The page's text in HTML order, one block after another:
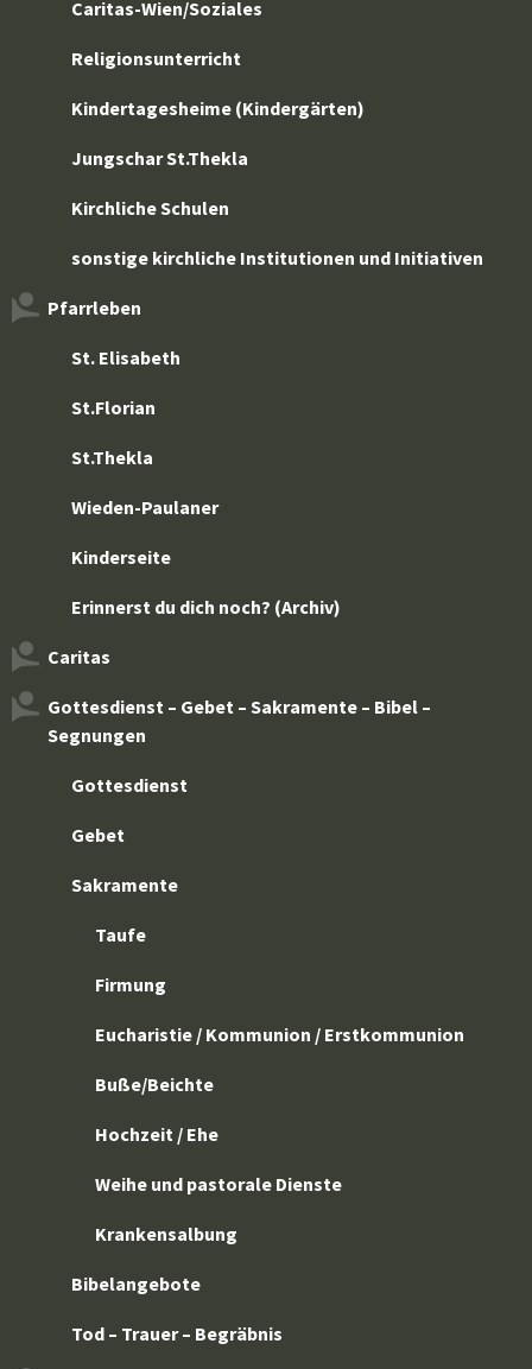
Caritas-Wien/Soziales
Religionsunterricht
Kindertagesheime (Kindergärten)
Jungschar St.Thekla
Kirchliche Schulen
sonstige kirchliche Institutionen und Initiativen
Pfarrleben
St. Elisabeth
St.Florian
St.Thekla
Wieden-Paulaner
Kinderseite
Erinnerst du dich noch? (Archiv)
Caritas
Gottesdienst – Gebet – Sakramente – Bibel –
Segnungen
Gottesdienst
Gebet
Sakramente
Taufe
Firmung
Eucharistie / Kommunion / Erstkommunion
Buße/Beichte
Hochzeit / Ehe
Weihe und pastorale Dienste
Krankensalbung
Bibelangebote
Tod – Trauer – Begräbnis